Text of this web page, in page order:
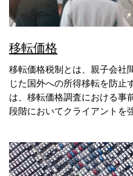
移転価格
移転価格税制とは、親子会社
じた国外への所得移転を防止
は、移転価格調査における事
段階においてクライアントを